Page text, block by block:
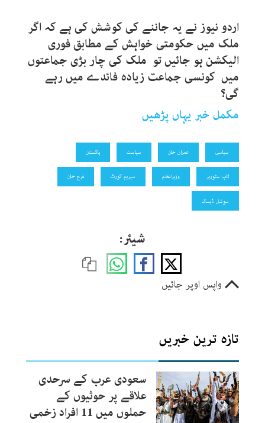
اردو نیوز نے یہ جاننے کی کوشش کی ہے کہ اگر
ملک میں حکومتی خواہش کے مطابق فوری
الیکشن ہو جائیں تو ملک کی چار بڑی جماعتوں
میں کونسی جماعت زیادہ فائدے میں رہے
گی؟
مکمل خبر یہاں پڑھیں
سیاسی عمران خان سیاست پاکستان
ٹاپ سٹوریز وزیراعظم سپریم کورٹ فرح خان
سوشل ڈیسک
شیئر:
واپس اوپر جائیں
تازہ ترین خبریں
سعودی عرب کے سرحدی
علاقے پر حوثیوں کے
حملوں میں 11 افراد زخمی